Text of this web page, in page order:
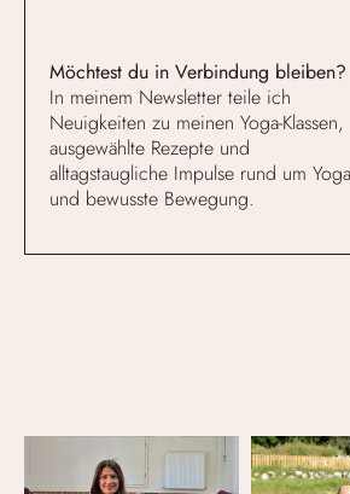
Möchtest du in Verbindung bleiben?
In meinem Newsletter teile ich
Neuigkeiten zu meinen Yoga-Klassen,
ausgewählte Rezepte und
alltagstaugliche Impulse rund um Yoga
und bewusste Bewegung.